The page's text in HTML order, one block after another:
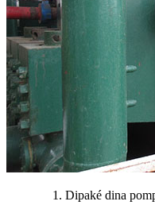
1. Dipaké dina